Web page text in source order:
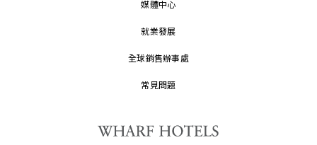
媒體中心
就業發展
全球銷售辦事處
常見問題